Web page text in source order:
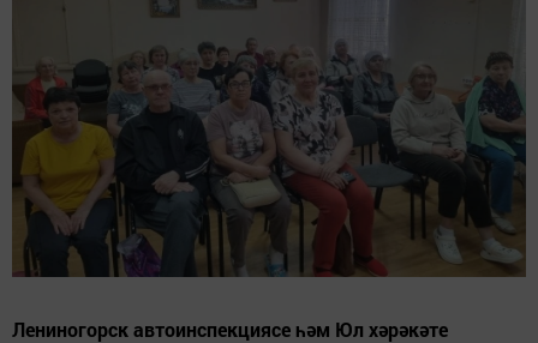
Лениногорск автоинспекциясе һәм Юл хәрәкәте